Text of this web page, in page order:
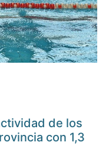
de los
con 1,3